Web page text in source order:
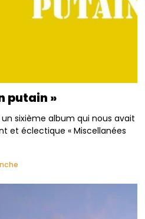
putain »
sixième album qui nous avait
et éclectique « Miscellanées